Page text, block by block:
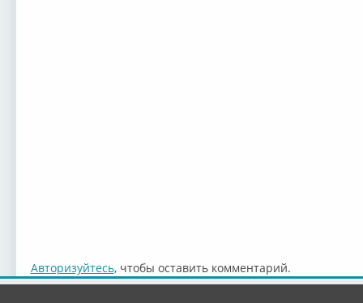
Авторизуйтесь, чтобы оставить комментарий.